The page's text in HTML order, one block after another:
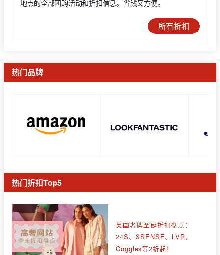
地点的全部团购活动和折扣信息。省钱又方便。
所有折扣
热门品牌
热门折扣Top5
英国奢牌圣诞折扣盘点：
24S、SSENSE、LVR、
Coggles等2折起！